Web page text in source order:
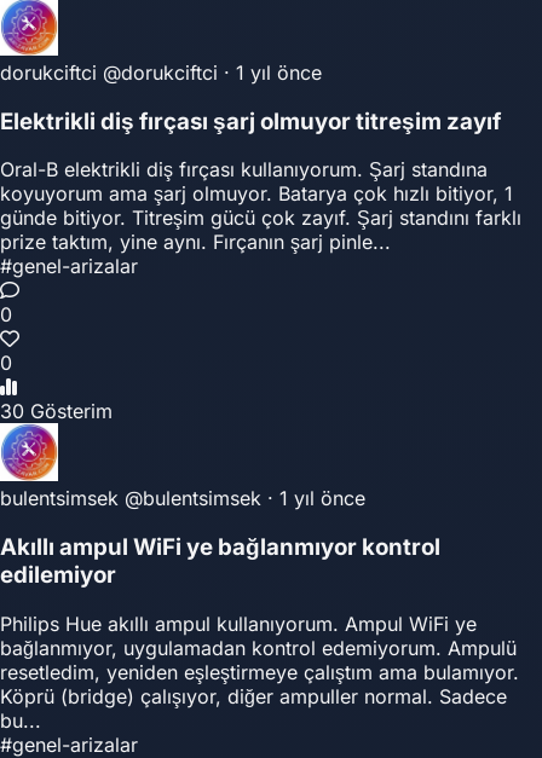
dorukciftci @dorukciftci · 1 yıl önce
Elektrikli diş fırçası şarj olmuyor titreşim zayıf
Oral-B elektrikli diş fırçası kullanıyorum. Şarj standına
koyuyorum ama şarj olmuyor. Batarya çok hızlı bitiyor, 1
günde bitiyor. Titreşim gücü çok zayıf. Şarj standını farklı
prize taktım, yine aynı. Fırçanın şarj pinle...
#genel-arizalar
0
0
30 Gösterim
bulentsimsek @bulentsimsek · 1 yıl önce
Akıllı ampul WiFi ye bağlanmıyor kontrol
edilemiyor
Philips Hue akıllı ampul kullanıyorum. Ampul WiFi ye
bağlanmıyor, uygulamadan kontrol edemiyorum. Ampulü
resetledim, yeniden eşleştirmeye çalıştım ama bulamıyor.
Köprü (bridge) çalışıyor, diğer ampuller normal. Sadece
bu...
#genel-arizalar